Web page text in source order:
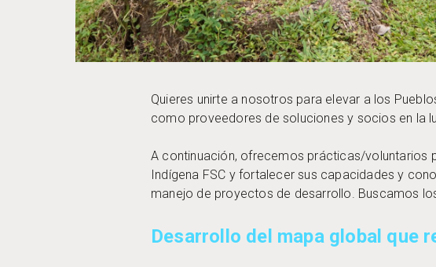
Quieres unirte a nosotros para elevar a los
como proveedores de soluciones y socios en la
A continuación, ofrecemos prácticas/voluntarios
Indígena FSC y fortalecer sus capacidades y
manejo de proyectos de desarrollo. Buscamos
Desarrollo del mapa global que